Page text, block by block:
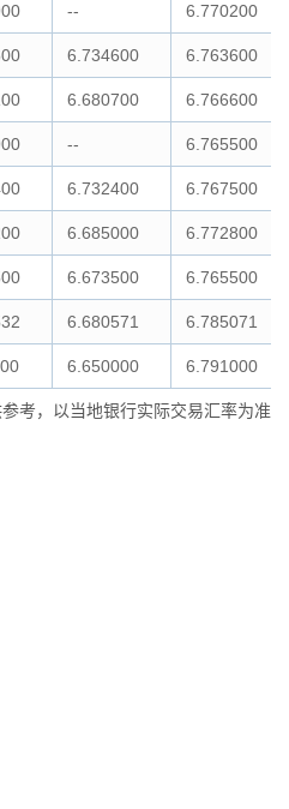
-- 6.770200
6.734600 6.763600
6.680700 6.766600
-- 6.765500
6.732400 6.767500
6.685000 6.772800
6.673500 6.765500
6.680571 6.785071
6.650000 6.791000
考，以当地银行实际交易汇率为准